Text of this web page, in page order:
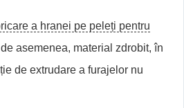
a hranei pe peleți pentru
asemenea, material zdrobit, în
de extrudare a furajelor nu